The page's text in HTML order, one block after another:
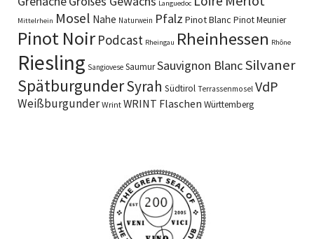
Languedoc
Mittelrhein Mosel Nahe Naturwein Pfalz Pinot Blanc Pinot Meunier
Pinot Noir Podcast Rheingau Rheinhessen Rhône
Riesling Sangiovese SaumurSauvignon BlancSilvaner
SpätburgunderSyrah Südtirol Terrassenmosel VdP
Weißburgunder Wrint WRINT Flaschen Württemberg